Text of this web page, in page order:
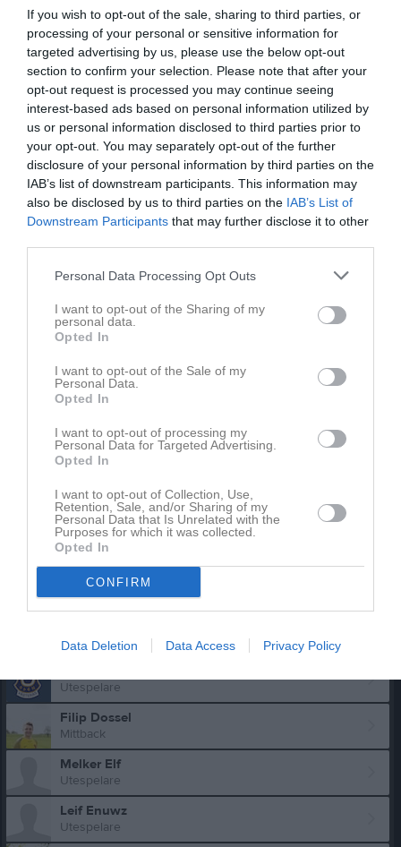
If you wish to opt-out of the sale, sharing to third parties, or
processing of your personal or sensitive information for
targeted advertising by us, please use the below opt-out
section to confirm your selection. Please note that after your
opt-out request is processed you may continue seeing
interest-based ads based on personal information utilized by
us or personal information disclosed to third parties prior to
your opt-out. You may separately opt-out of the further
disclosure of your personal information by third parties on the
IAB’s list of downstream participants. This information may
also be disclosed by us to third parties on the IAB’s List of
Downstream Participants that may further disclose it to other
Personal Data Processing Opt Outs
I want to opt-out of the Sharing of my
personal data.
Opted In
I want to opt-out of the Sale of my
Personal Data.
Opted In
I want to opt-out of processing my
Personal Data for Targeted Advertising.
Opted In
I want to opt-out of Collection, Use,
Retention, Sale, and/or Sharing of my
Personal Data that Is Unrelated with the
Purposes for which it was collected.
Opted In
CONFIRM
Data Deletion Data Access Privacy Policy
Division 6 Västra Herr Östergötland 7 0 0 1 0
Utveckling 2 Västra Herr Östergötland
0 0 0
Total
124 4 3 9 0
Spelade matcher Mål A Assist GK
Gula kort
RK Röda kort P Poäng
Aktivitet för Mikael Säberg
Mikael Säberg har ingen aktivitet i föreningen
Truppen
7
Carl-Johan Brusefält-Ån
Forward
Utespelare
Najiib Ahmed
Emil Andersson
Utespelare
Utespelare
Utespelare
Filip Dossel
Mittback
Melker Elf
Utespelare
Leif Enuwz
Utespelare